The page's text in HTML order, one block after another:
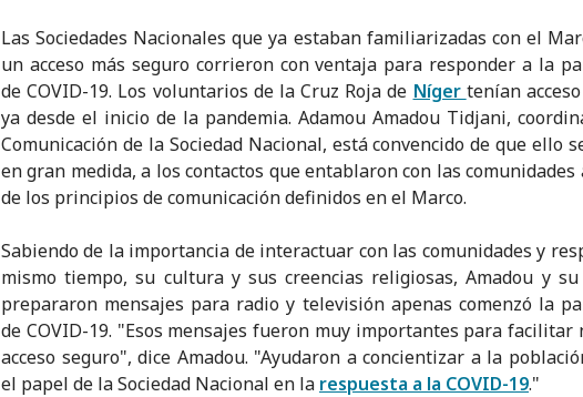
Las Sociedades Nacionales que ya estaban familiarizadas con el
un acceso más seguro corrieron con ventaja para responder a la
de COVID-19. Los voluntarios de la Cruz Roja de Níger tenían
ya desde el inicio de la pandemia. Adamou Amadou Tidjani,
Comunicación de la Sociedad Nacional, está convencido de que ello
en gran medida, a los contactos que entablaron con las
de los principios de comunicación definidos en el Marco.
Sabiendo de la importancia de interactuar con las comunidades y
mismo tiempo, su cultura y sus creencias religiosas, Amadou y
prepararon mensajes para radio y televisión apenas comenzó la
de COVID-19. "Esos mensajes fueron muy importantes para facilitar
acceso seguro", dice Amadou. "Ayudaron a concientizar a la
el papel de la Sociedad Nacional en la respuesta a la COVID-19."